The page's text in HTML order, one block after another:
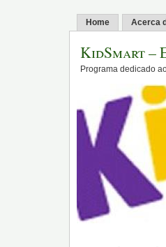
Home Acerca
KidSmart –
Programa dedicado